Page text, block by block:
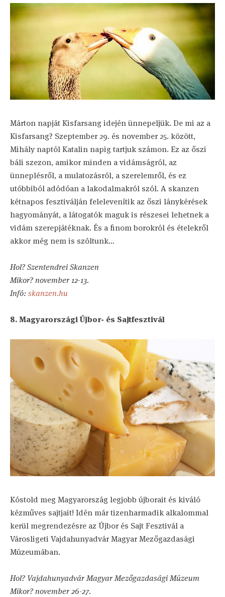
Márton napját Kisfarsang idején ünnepeljük. De mi az a
Kisfarsang? Szeptember 29. és november 25. között,
Mihály naptól Katalin napig tartjuk számon. Ez az őszi
báli szezon, amikor minden a vidámságról, az
ünneplésről, a mulatozásról, a szerelemről, és ez
utóbbiból adódóan a lakodalmakról szól. A skanzen
kétnapos fesztiválján felelevenítik az őszi lánykérések
hagyományát, a látogatók maguk is részesei lehetnek a
vidám szerepjátéknak. És a finom borokról és ételekről
akkor még nem is szóltunk…
Hol? Szentendrei Skanzen
Mikor? november 12-13.
Infó:skanzen.hu
8. Magyarországi Újbor- és Sajtfesztivál
Kóstold meg Magyarország legjobb újborait és kiváló
kézműves sajtjait! Idén már tizenharmadik alkalommal
kerül megrendezésre az Újbor és Sajt Fesztivál a
Városligeti Vajdahunyadvár Magyar Mezőgazdasági
Múzeumában.
Hol? Vajdahunyadvár Magyar Mezőgazdasági Múzeum
Mikor? november 26-27.